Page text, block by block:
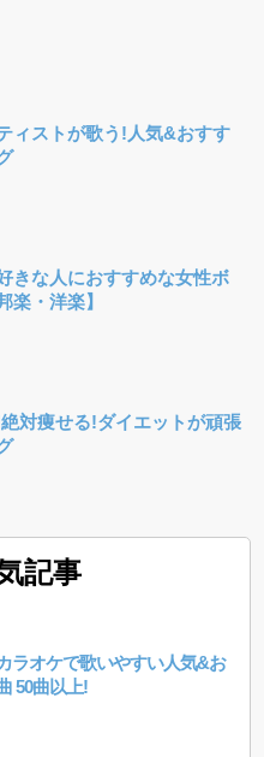
ィストが歌う!人気&おすす
きな人におすすめな女性ボ
楽・洋楽】
対痩せる!ダイエットが頑張
記事
ラオケで歌いやすい人気&お
50曲以上!